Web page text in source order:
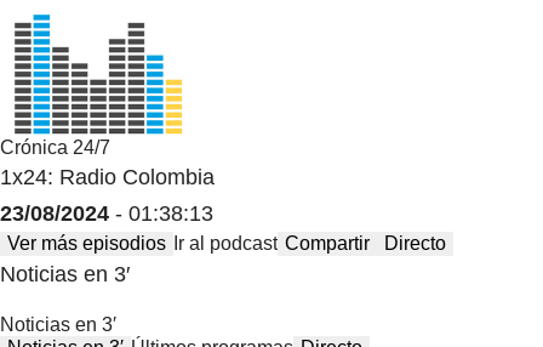
Crónica 24/7
1x24: Radio Colombia
23/08/2024 - 01:38:13
Ver más episodios Ir al podcast Compartir Directo
Noticias en 3′
Noticias en 3′